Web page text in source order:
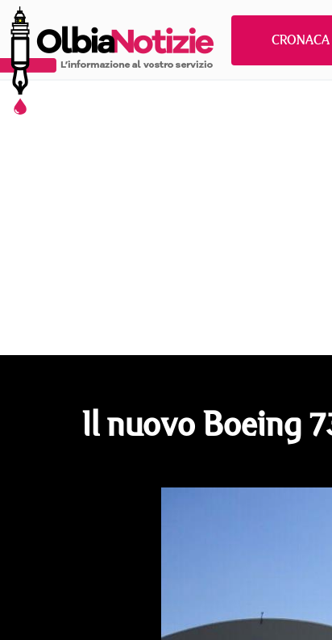
CRONACA
Il nuovo Boeing